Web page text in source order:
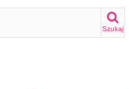
Szukaj